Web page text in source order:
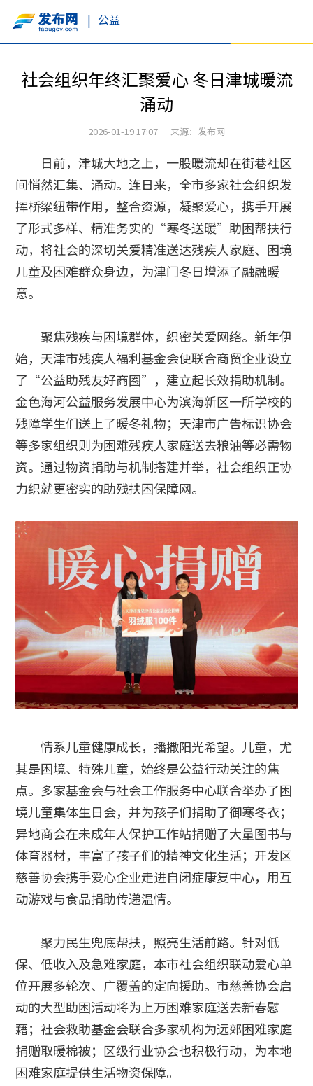
| 公益
社会组织年终汇聚爱心 冬日津城暖流
涌动
2026-01-19 17:07 来源：发布网
日前，津城大地之上，一股暖流却在街巷社区
间悄然汇集、涌动。连日来，全市多家社会组织发
挥桥梁纽带作用，整合资源，凝聚爱心，携手开展
了形式多样、精准务实的“寒冬送暖”助困帮扶行
动，将社会的深切关爱精准送达残疾人家庭、困境
儿童及困难群众身边，为津门冬日增添了融融暖
意。
聚焦残疾与困境群体，织密关爱网络。新年伊
始，天津市残疾人福利基金会便联合商贸企业设立
了“公益助残友好商圈”，建立起长效捐助机制。
金色海河公益服务发展中心为滨海新区一所学校的
残障学生们送上了暖冬礼物；天津市广告标识协会
等多家组织则为困难残疾人家庭送去粮油等必需物
资。通过物资捐助与机制搭建并举，社会组织正协
力织就更密实的助残扶困保障网。
情系儿童健康成长，播撒阳光希望。儿童，尤
其是困境、特殊儿童，始终是公益行动关注的焦
点。多家基金会与社会工作服务中心联合举办了困
境儿童集体生日会，并为孩子们捐助了御寒冬衣；
异地商会在未成年人保护工作站捐赠了大量图书与
体育器材，丰富了孩子们的精神文化生活；开发区
慈善协会携手爱心企业走进自闭症康复中心，用互
动游戏与食品捐助传递温情。
聚力民生兜底帮扶，照亮生活前路。针对低
保、低收入及急难家庭，本市社会组织联动爱心单
位开展多轮次、广覆盖的定向援助。市慈善协会启
动的大型助困活动将为上万困难家庭送去新春慰
藉；社会救助基金会联合多家机构为远郊困难家庭
捐赠取暖棉被；区级行业协会也积极行动，为本地
困难家庭提供生活物资保障。